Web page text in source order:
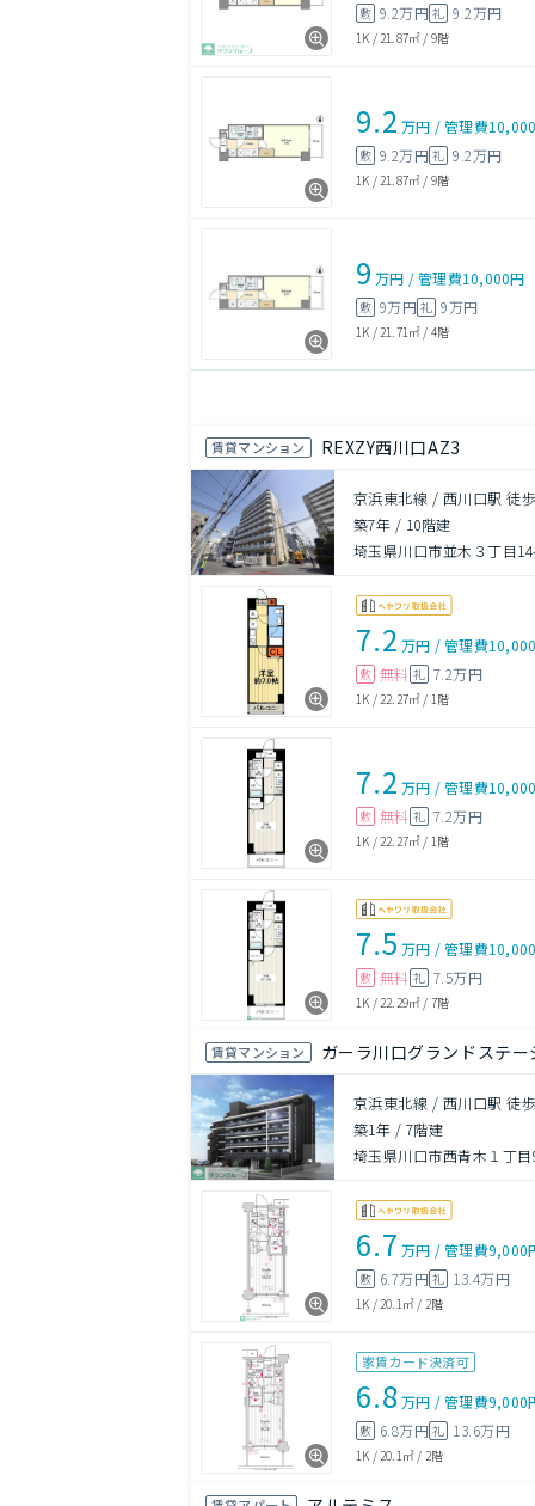
敷 9.2万円礼 9.2万円
1K /21.87㎡ / 9階
9.2 万円 /管理費
敷 9.2万円礼 9.2万円
1K / 21.87㎡ / 9階
9 万円 /管理費10,000円
敷 9万円礼 9万円
1K / 21.71㎡ / 4階
賃貸マンション REXZY西川口AZ3
京浜東北線 / 西川口駅 徒
築7年 / 10階建
埼玉県川口市並木３丁目
7.2 万円 /管理費
敷 無料 礼 7.2万円
1K /22.27㎡ / 1階
7.2 万円 /管理費
敷 無料 礼 7.2万円
1K / 22.27㎡ / 1階
7.5 万円 /管理費
敷 無料 礼 7.5万円
1K /22.29㎡ / 7階
賃貸マンション ガーラ川口グランドステー
京浜東北線 / 西川口駅 徒
築1年 / 7階建
埼玉県川口市西青木１丁目
6.7 万円 /管理費9,000
敷 6.7万円礼 13.4万円
1K /20.1㎡ / 2階
家賃カード決済可
6.8万円 /管理費9,000
敷 6.8万円礼 13.6万円
1K /20.1㎡ / 2階